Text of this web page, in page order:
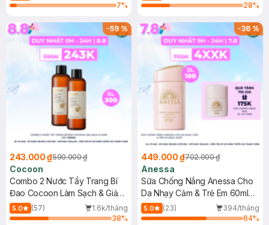
7%
28%
-59%
243.000 ₫590.000 ₫
Cocoon
Combo 2 Nước Tẩy Trang Bí
Đao Cocoon Làm Sạch & Giảm
Dầu 500ml
5.0 (57)
1.6k/tháng
38%
-36%
449.000 ₫702.000 ₫
Anessa
Sữa Chống Nắng Anessa Cho
Da Nhạy Cảm & Trẻ Em 60ml
(Mới)
5.0 (23)
394/tháng
64%